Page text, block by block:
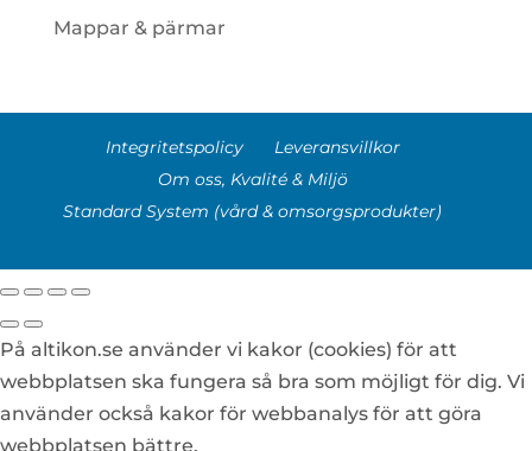
Mappar & pärmar
Integritetspolicy
Leveransvillkor
Om oss, Kvalité & Miljö
Standard System (vård & omsorgsprodukter)
På altikon.se använder vi kakor (cookies) för att
webbplatsen ska fungera så bra som möjligt för dig. Vi
använder också kakor för webbanalys för att göra
webbplatsen bättre.